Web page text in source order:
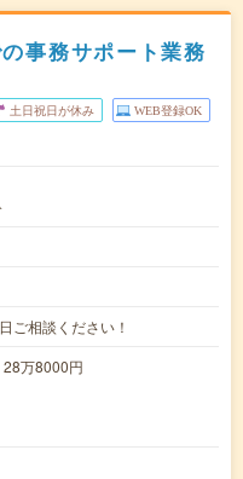
事務サポート業務
土日祝日が休み WEB登録OK
ご相談ください！
万8000円